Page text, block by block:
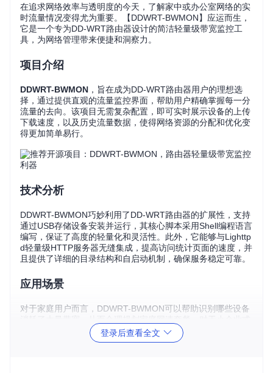
在追求网络效率与透明度的今天，了解家中或办公室网络的实
时流量情况变得尤为重要。【DDWRT-BWMON】应运而生，
它是一个专为DD-WRT路由器设计的简洁轻量级带宽监控工
具，为网络管理带来便捷和洞察力。
项目介绍
DDWRT-BWMON ，旨在成为DD-WRT路由器用户的理想选
择，通过提供直观的流量监控界面，帮助用户精确掌握每一分
流量的去向。该项目无需复杂配置，即可实时展示设备的上传
下载速度，以及历史流量数据，使得网络资源的分配和优化变
得更加简单易行。
技术分析
DDWRT-BWMON巧妙利用了DD-WRT路由器的扩展性，支持
通过USB存储设备安装并运行，其核心脚本采用Shell编程语言
编写，保证了高度的轻量化和灵活性。此外，它能够与Lighttp
d轻量级HTTP服务器无缝集成，提高访问统计页面的速度，并
且提供了详细的目录结构和自启动机制，确保服务稳定可靠。
应用场景
对于家庭用户而言，DDWRT-BWMON可以帮助识别哪些设备
办公环境，通过监控特定时段的网络使用情况，可以有效进行
网络资源分配，保障关键业务的流畅运行。例如，限制不必要
登录后查看全文